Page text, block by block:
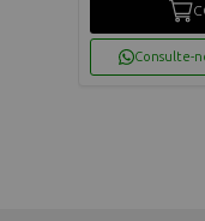
Consulte-